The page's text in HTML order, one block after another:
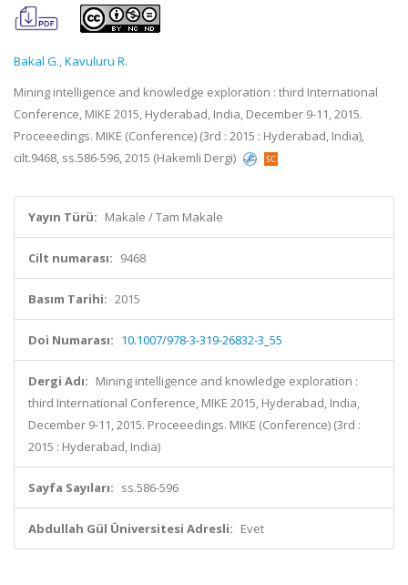
Bakal G.,Kavuluru R.
Mining intelligence and knowledge exploration : third International
Conference, MIKE 2015, Hyderabad, India, December 9-11, 2015.
Proceeedings. MIKE (Conference) (3rd : 2015 : Hyderabad, India),
cilt.9468, ss.586-596, 2015 (Hakemli Dergi)
Yayın Türü: Makale / Tam Makale
Cilt numarası: 9468
Basım Tarihi: 2015
Doi Numarası: 10.1007/978-3-319-26832-3_55
Dergi Adı: Mining intelligence and knowledge exploration :
third International Conference, MIKE 2015, Hyderabad, India,
December 9-11, 2015. Proceeedings. MIKE (Conference) (3rd :
2015 : Hyderabad, India)
Sayfa Sayıları: ss.586-596
Abdullah Gül Üniversitesi Adresli: Evet